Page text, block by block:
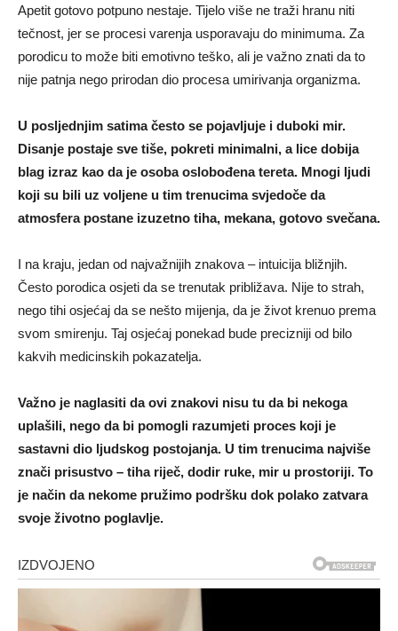
Apetit gotovo potpuno nestaje. Tijelo više ne traži hranu niti
tečnost, jer se procesi varenja usporavaju do minimuma. Za
porodicu to može biti emotivno teško, ali je važno znati da to
nije patnja nego prirodan dio procesa umirivanja organizma.
U posljednjim satima često se pojavljuje i duboki mir.
Disanje postaje sve tiše, pokreti minimalni, a lice dobija
blag izraz kao da je osoba oslobođena tereta. Mnogi ljudi
koji su bili uz voljene u tim trenucima svjedoče da
atmosfera postane izuzetno tiha, mekana, gotovo svečana.
I na kraju, jedan od najvažnijih znakova – intuicija bližnjih.
Često porodica osjeti da se trenutak približava. Nije to strah,
nego tihi osjećaj da se nešto mijenja, da je život krenuo prema
svom smirenju. Taj osjećaj ponekad bude precizniji od bilo
kakvih medicinskih pokazatelja.
Važno je naglasiti da ovi znakovi nisu tu da bi nekoga
uplašili, nego da bi pomogli razumjeti proces koji je
sastavni dio ljudskog postojanja. U tim trenucima najviše
znači prisustvo – tiha riječ, dodir ruke, mir u prostoriji. To
je način da nekome pružimo podršku dok polako zatvara
svoje životno poglavlje.